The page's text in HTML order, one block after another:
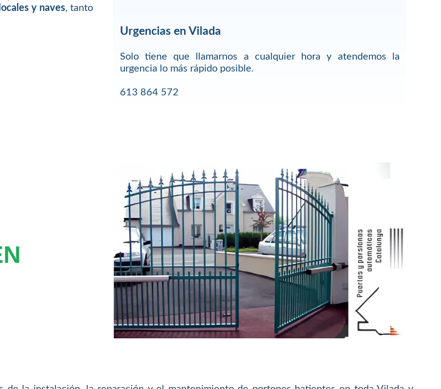
y naves, tanto
Urgencias en Vilada
Solo tiene que llamarnos a cualquier hora y atendemos la
urgencia lo más rápido posible.
613 864 572